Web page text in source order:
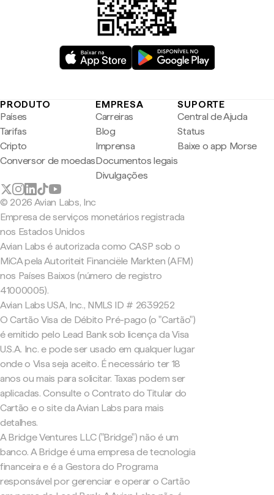
PRODUTO
Países
Tarifas
Cripto
Conversor de moedas
EMPRESA
Carreiras
Blog
Imprensa
Documentos legais
Divulgações
SUPORTE
Central de Ajuda
Status
Baixe o app Morse
© 2026 Avian Labs, Inc
Empresa de serviços monetários registrada
nos Estados Unidos
Avian Labs é autorizada como CASP sob o
MiCA pela Autoriteit Financiële Markten (AFM)
nos Países Baixos (número de registro
41000005).
Avian Labs USA, Inc., NMLS ID # 2639252
O Cartão Visa de Débito Pré-pago (o "Cartão")
é emitido pelo Lead Bank sob licença da Visa
U.S.A. Inc. e pode ser usado em qualquer lugar
onde o Visa seja aceito. É necessário ter 18
anos ou mais para solicitar. Taxas podem ser
aplicadas. Consulte o Contrato do Titular do
Cartão e o site da Avian Labs para mais
detalhes.
A Bridge Ventures LLC ("Bridge") não é um
banco. A Bridge é uma empresa de tecnologia
financeira e é a Gestora do Programa
responsável por gerenciar e operar o Cartão